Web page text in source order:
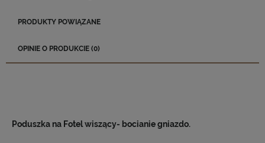
PRODUKTY POWIĄZANE
OPINIE O PRODUKCIE (0)
Poduszka na Fotel wiszący- bocianie gniazdo.